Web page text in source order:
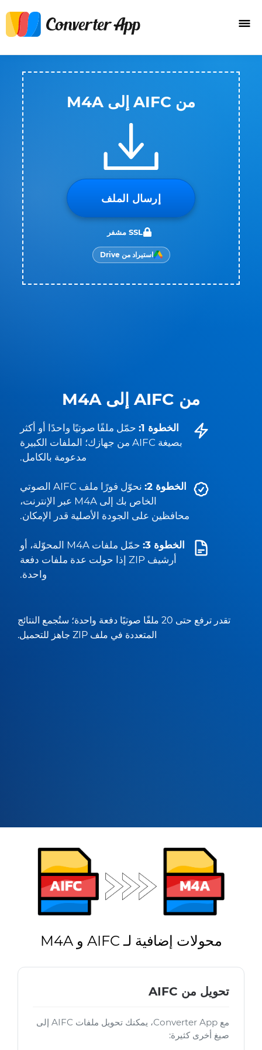
من AIFC إلى M4A
الخطوة 1:
حمّل ملفًا صوتيًا واحدًا أو أكثر
بصيغة AIFC من جهازك؛ الملفات الكبيرة
مدعومة بالكامل.
الخطوة 2:
نحوّل فورًا ملف AIFC الصوتي
الخاص بك إلى M4A عبر الإنترنت،
محافظين على الجودة الأصلية قدر الإمكان.
الخطوة 3:
حمّل ملفات M4A المحوّلة، أو
أرشيف ZIP إذا حولت عدة ملفات دفعة
واحدة.
تقدر ترفع حتى 20 ملفًا صوتيًا دفعة واحدة؛ ستُجمع النتائج
المتعددة في ملف ZIP جاهز للتحميل.
من AIFC إلى M4A
إرسال الملف
SSL مشفر
استيراد من Drive
محولات إضافية لـ AIFC و M4A
تحويل من AIFC
مع Converter App، يمكنك تحويل ملفات AIFC إلى
صيغ أخرى كثيرة: